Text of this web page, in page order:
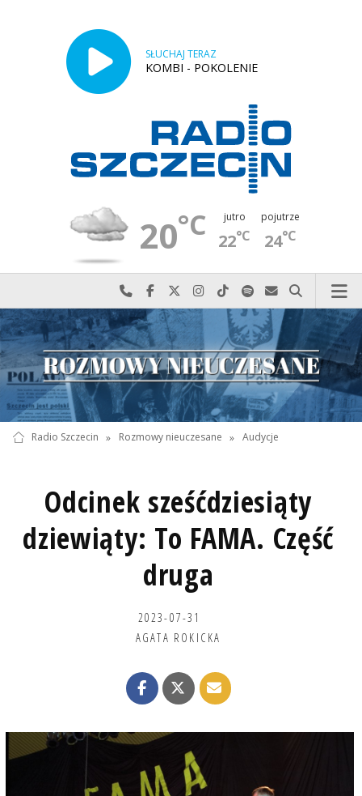
SŁUCHAJ TERAZ
KOMBI - POKOLENIE
20°C jutro
22°C
pojutrze
24°C
Najlepiej po prostu do nas zadzwoń
Odwiedź nas na Facebook-u
Odwiedź nas na X
Odwiedź nas na Instagram-ie
Odwiedź nas na TikTok-u
Szukaj nas na Spotify
Wyślij do nas
Szukaj
Radio Szczecin » Rozmowy nieuczesane » Audycje
Odcinek sześćdziesiąty
dziewiąty: To FAMA. Część
druga
2023-07-31
AGATA ROKICKA